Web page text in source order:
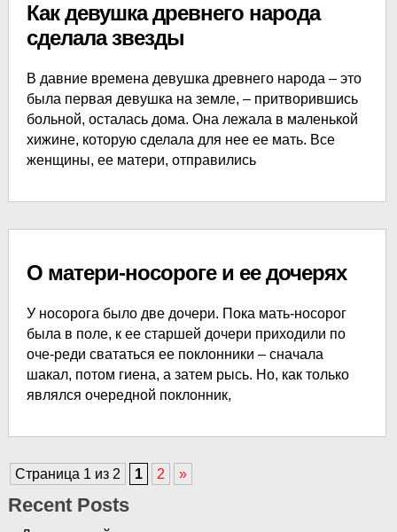
Как девушка древнего народа
сделала звезды
В давние времена девушка древнего народа – это
была первая девушка на земле, – притворившись
больной, осталась дома. Она лежала в маленькой
хижине, которую сделала для нее ее мать. Все
женщины, ее матери, отправились
О матери-носороге и ее дочерях
У носорога было две дочери. Пока мать-носорог
была в поле, к ее старшей дочери приходили по
оче-реди свататься ее поклонники – сначала
шакал, потом гиена, а затем рысь. Но, как только
являлся очередной поклонник,
Страница 1 из 2 1 2 »
Recent Posts